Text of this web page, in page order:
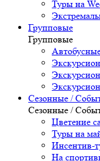
Туры на
Групповые
Групповые
Сезонные /
Сезонные /
Цветение
Туры на
Инсентив-
На